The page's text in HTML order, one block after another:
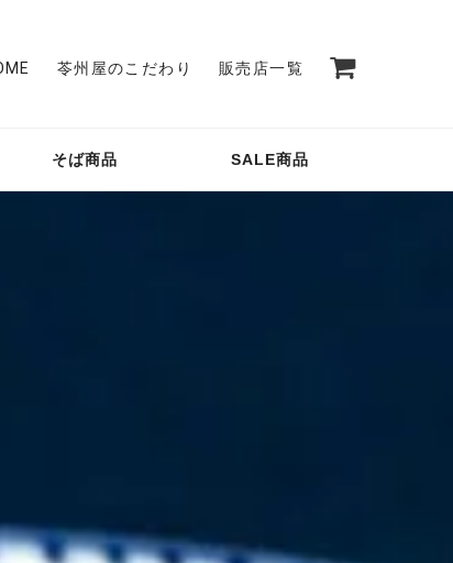
苓州屋のこだわり 販売店一覧
そば商品 SALE商品